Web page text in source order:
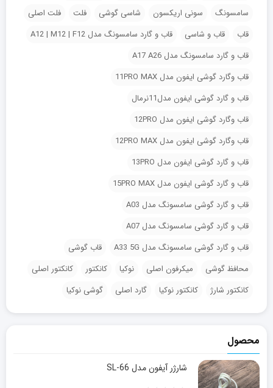
سامسونگ
سونی اریکسون شاسی گوشی فلت
فلت اصلی
قاب
قاب و شاسی
قاب و گارد سامسونگ مدل A12 | M12 | F12
قاب و گارد سامسونگ مدل A17 A26
قاب وگارد گوشی ایفون مدل 11PRO MAX
قاب و گارد گوشی ایفون مدل11نرمال
قاب وگارد گوشی ایفون مدل 12PRO
قاب وگارد گوشی ایفون مدل 12PRO MAX
قاب و گارد گوشی ایفون مدل 13PRO
قاب و گارد گوشی ایفون مدل 15PRO MAX
قاب و گارد گوشی سامسونگ مدل A03
قاب و گارد گوشی سامسونگ مدل A07
قاب و گارد گوشی سامسونگ مدل A33 5G
قاب گوشی
محافظ گوشی
میکرفون اصلی نوکیا کانکتور
کانکتور اصلی
کانکتور شارژ
کانکتور نوکیا گارد اصلی گوشی نوکیا
محصول
شارژر آیفون مدل SL-66